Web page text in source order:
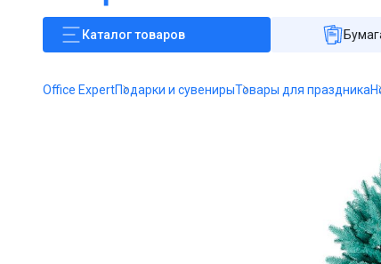
Каталогтоваров
Office ExpertПодарки и сувенирыТовары для праздника